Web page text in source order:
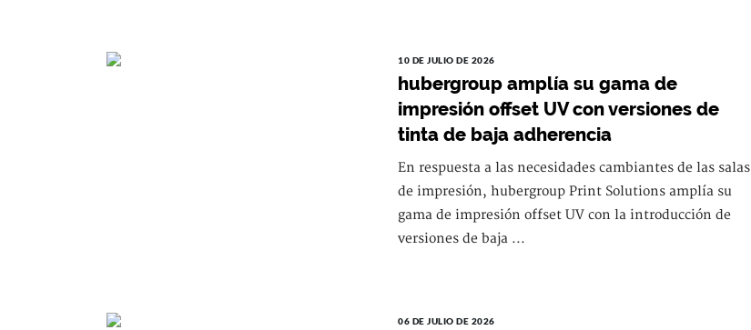
10 DE JULIO DE 2026
hubergroup amplía su gama de
impresión offset UV con versiones de
tinta de baja adherencia
En respuesta a las necesidades cambiantes de las salas
de impresión, hubergroup Print Solutions amplía su
gama de impresión offset UV con la introducción de
versiones de baja ...
06 DE JULIO DE 2026